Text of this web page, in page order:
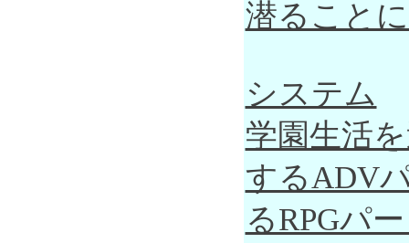
潜ること
システム
学園生活
するADV
るRPGパ